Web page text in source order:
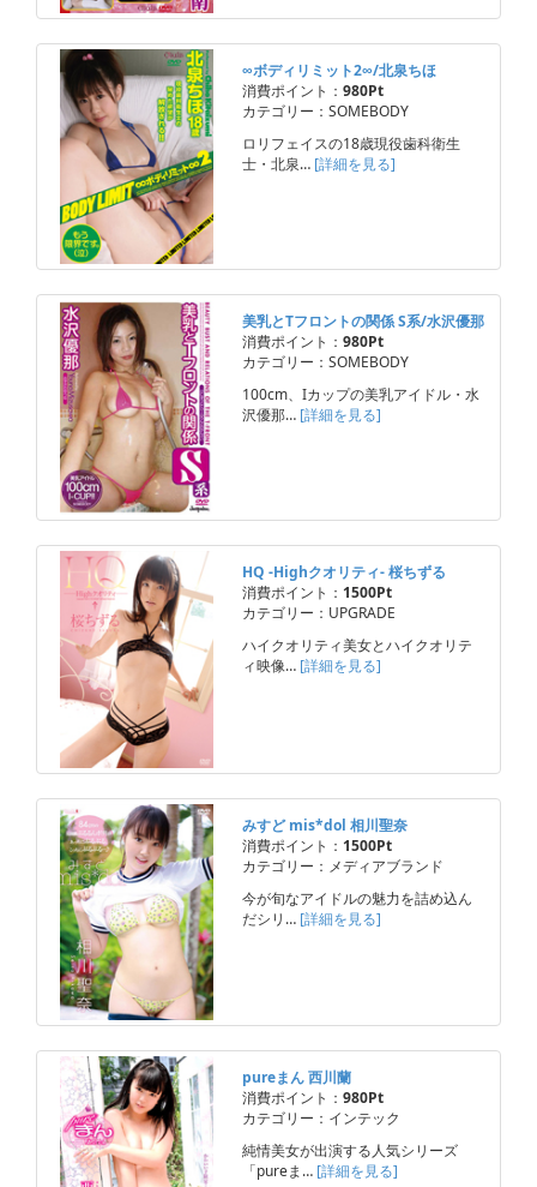
∞ボディリミット2∞/北泉ちほ
消費ポイント： 980Pt
カテゴリー：SOMEBODY
ロリフェイスの18歳現役歯科衛生
士・北泉… [詳細を見る]
美乳とTフロントの関係 S系/水沢優那
消費ポイント： 980Pt
カテゴリー：SOMEBODY
100cm、Iカップの美乳アイドル・水
沢優那… [詳細を見る]
HQ -Highクオリティ- 桜ちずる
消費ポイント： 1500Pt
カテゴリー：UPGRADE
ハイクオリティ美女とハイクオリテ
ィ映像… [詳細を見る]
みすど mis*dol 相川聖奈
消費ポイント： 1500Pt
カテゴリー：メディアブランド
今が旬なアイドルの魅力を詰め込ん
だシリ… [詳細を見る]
pureまん 西川蘭
消費ポイント： 980Pt
カテゴリー：インテック
純情美女が出演する人気シリーズ
「pureま… [詳細を見る]